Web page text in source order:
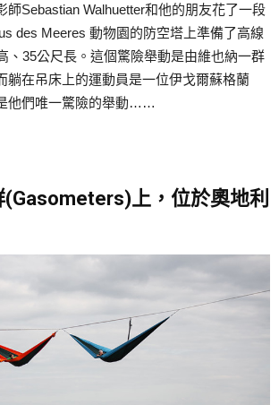
師Sebastian Walhuetter和他的朋友花了一段
des Meeres 動物園的防空塔上準備了高線
、35公尺長。這個驚險舉動是由維也納一群
躺在吊床上的運動員是一位伊戈爾蘇格蘭
他們唯一驚險的舉動……
上，位於奧地利